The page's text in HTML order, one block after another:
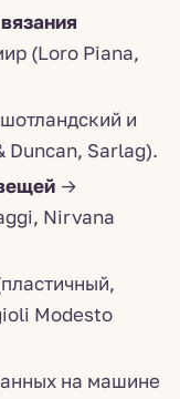
(Loro Piana,
и
Duncan, Sarlag).
→
Nirvana
Modesto
на машине